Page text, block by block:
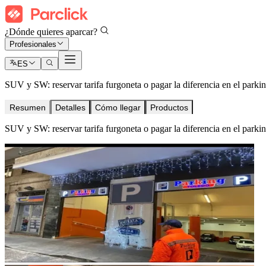
¿Dónde quieres aparcar?
Profesionales
ES
SUV y SW: reservar tarifa furgoneta o pagar la diferencia en el
Resumen Detalles Cómo llegar Productos
SUV y SW: reservar tarifa furgoneta o pagar la diferencia en el